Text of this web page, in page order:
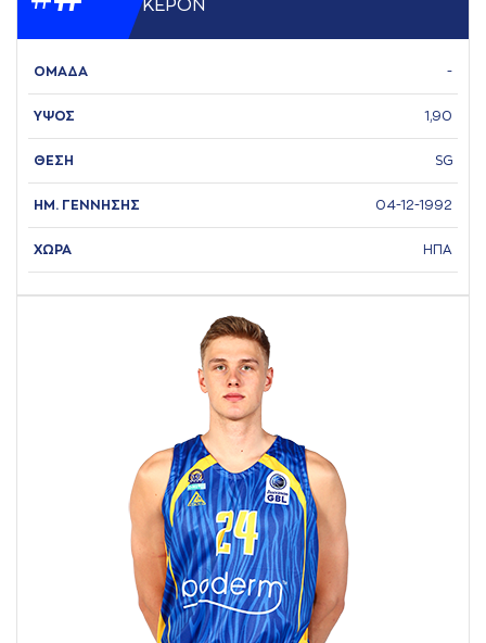
ΚΕΡΟΝ
ΟΜΑΔΑ -
ΥΨΟΣ 1,90
ΘΕΣΗ SG
ΗΜ. ΓΕΝΝΗΣΗΣ 04-12-1992
ΧΩΡΑ ΗΠΑ